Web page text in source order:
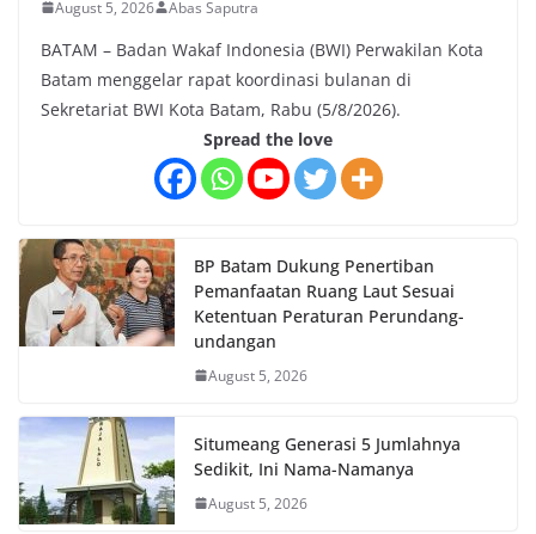
August 5, 2026 Abas Saputra
BATAM – Badan Wakaf Indonesia (BWI) Perwakilan Kota
Batam menggelar rapat koordinasi bulanan di
Sekretariat BWI Kota Batam, Rabu (5/8/2026).
Spread the love
BP Batam Dukung Penertiban
Pemanfaatan Ruang Laut Sesuai
Ketentuan Peraturan Perundang-
undangan
August 5, 2026
Situmeang Generasi 5 Jumlahnya
Sedikit, Ini Nama-Namanya
August 5, 2026